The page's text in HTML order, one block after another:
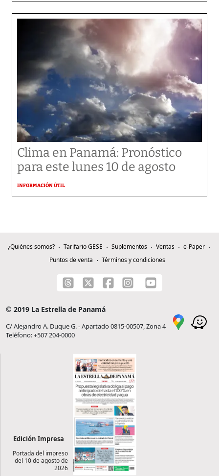
Clima en Panamá: Pronóstico
para este lunes 10 de agosto
INFORMACIÓN ÚTIL
¿Quiénes somos? Tarifario GESE Suplementos Ventas
e-Paper
Puntos de venta
Términos y condiciones
© 2019 La Estrella de Panamá
C/ Alejandro A. Duque G. - Apartado 0815-00507, Zona 4
Teléfono: +507 204-0000
Edición Impresa
Portada del impreso
del 10 de agosto de
2026